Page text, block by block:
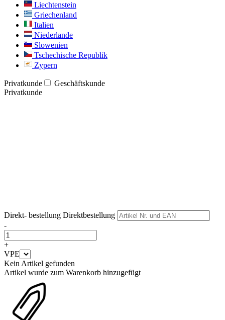
Liechtenstein
Griechenland
Italien
Niederlande
Slowenien
Tschechische Republik
Zypern
Privatkunde
Geschäftskunde
Privatkunde
Direkt- bestellung Direktbestellung
-
+
VPE
Kein Artikel gefunden
Artikel wurde zum Warenkorb hinzugefügt